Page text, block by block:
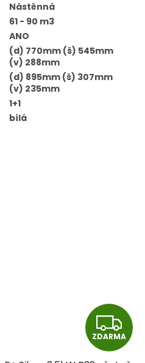
Nástěnná
61 - 90 m3
ANO
(d) 770mm (š) 545mm
(v) 288mm
(d) 895mm (š) 307mm
(v) 235mm
1+1
bílá
Z
D
ZDARMA